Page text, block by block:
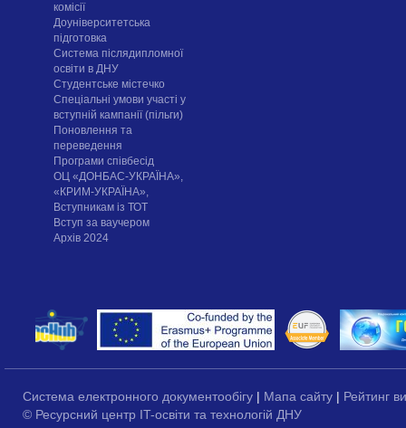
комісії
Доуніверситетська
підготовка
Система післядипломної
освіти в ДНУ
Cтудентське містечко
Спеціальні умови участі у
вступній кампанії (пільги)
Поновлення та
переведення
Програми співбесід
ОЦ «ДОНБАС-УКРАЇНА»,
«КРИМ-УКРАЇНА»,
Вступникам із ТОТ
Вступ за ваучером
Архів 2024
Система електронного документообігу | Мапа сайту | Рейтинг
© Ресурсний центр IT-освіти та технологій ДНУ